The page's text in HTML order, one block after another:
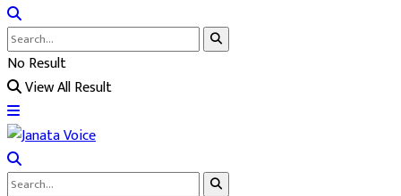
No Result
View All Result